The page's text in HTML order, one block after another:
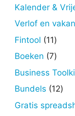
Kalender &
Verlof en
Fintool 1111
Boeken 77
Business
Bundels 1212
Gratis